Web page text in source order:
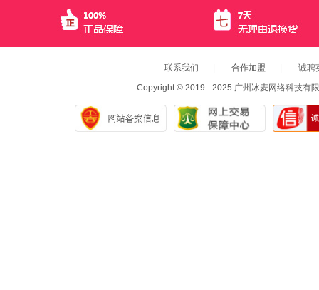
联系我们 合作加盟
诚聘
Copyright © 2019 - 2025 广州冰麦网络科技有